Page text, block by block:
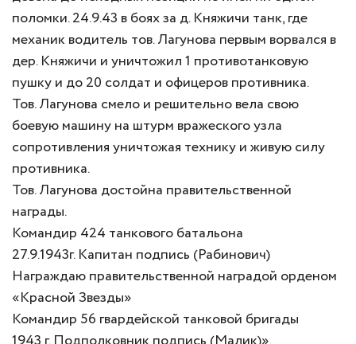
поломки. 24.9.43 в боях за д. Княжичи танк, где
механик водитель тов. Лагунова первым ворвался в
дер. Княжичи и уничтожил 1 противотанковую
пушку и до 20 солдат и офицеров противника.
Тов. Лагунова смело и решительно вела свою
боевую машину на штурм вражеского узла
сопротивления уничтожая технику и живую силу
противника.
Тов. Лагунова достойна правительственной
награды.
Командир 424 танкового батальона
27.9.1943г. Капитан подпись (Рабинович)
Награждаю правительственной наградой орденом
«Красной Звезды»
Командир 56 гвардейской танковой бригады